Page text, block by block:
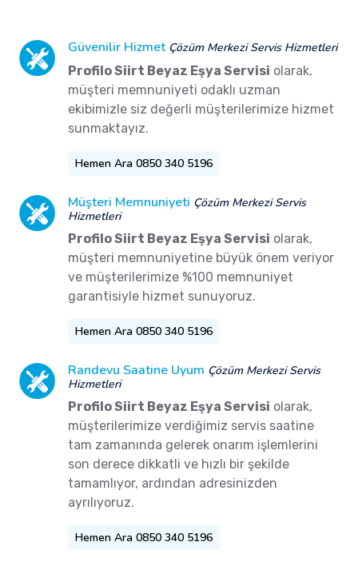
Güvenilir Hizmet Çözüm Merkezi Servis Hizmetleri
Profilo Siirt Beyaz Eşya Servisi olarak,
müşteri memnuniyeti odaklı uzman
ekibimizle siz değerli müşterilerimize hizmet
sunmaktayız.
Hemen Ara 0850 340 5196
Müşteri Memnuniyeti Çözüm Merkezi Servis
Hizmetleri
Profilo Siirt Beyaz Eşya Servisi olarak,
müşteri memnuniyetine büyük önem veriyor
ve müşterilerimize %100 memnuniyet
garantisiyle hizmet sunuyoruz.
Hemen Ara 0850 340 5196
Randevu Saatine Uyum Çözüm Merkezi Servis
Hizmetleri
Profilo Siirt Beyaz Eşya Servisi olarak,
müşterilerimize verdiğimiz servis saatine
tam zamanında gelerek onarım işlemlerini
son derece dikkatli ve hızlı bir şekilde
tamamlıyor, ardından adresinizden
ayrılıyoruz.
Hemen Ara 0850 340 5196